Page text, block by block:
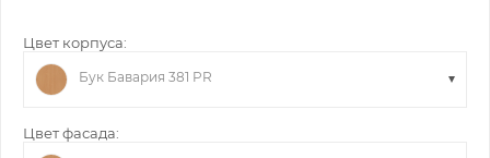
Цвет корпуса:
Бук Бавария 381 PR
Цвет фасада: